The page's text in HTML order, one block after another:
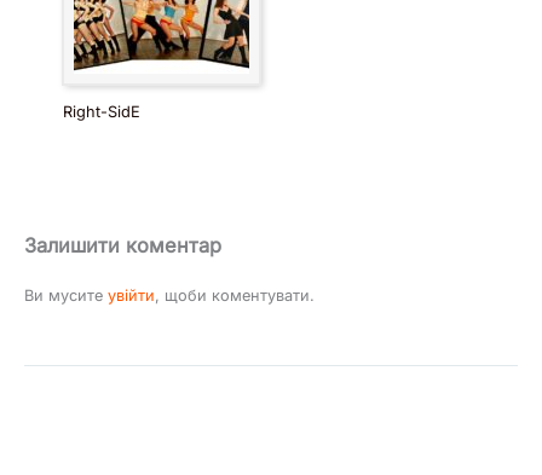
Right-SidE
Залишити коментар
Ви мусите увійти, щоби коментувати.